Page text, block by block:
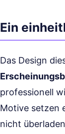
Ein
Das Design
professionell
Motive setzen
nicht